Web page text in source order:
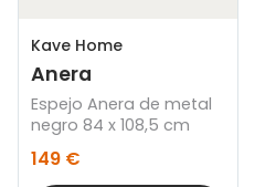
Kave Home
Anera
Espejo Anera de metal
negro 84 x 108,5 cm
149 €